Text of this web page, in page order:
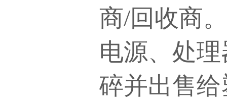
商/回收商
电源、处
碎并出售